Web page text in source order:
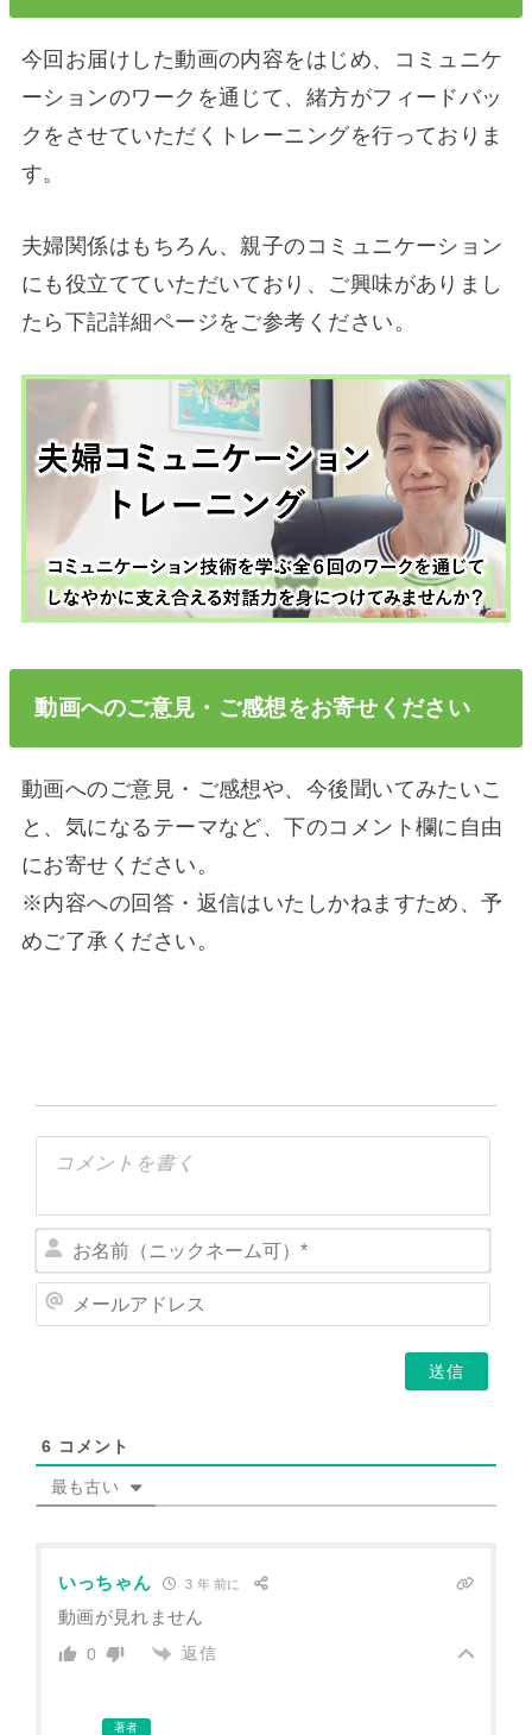
今回お届けした動画の内容をはじめ、コミュニケ
ーションのワークを通じて、緒方がフィードバッ
クをさせていただくトレーニングを行っておりま
す。
夫婦関係はもちろん、親子のコミュニケーション
にも役立てていただいており、ご興味がありまし
たら下記詳細ページをご参考ください。
動画へのご意見・ご感想をお寄せください
動画へのご意見・ご感想や、今後聞いてみたいこ
と、気になるテーマなど、下のコメント欄に自由
にお寄せください。
※内容への回答・返信はいたしかねますため、予
めご了承ください。
名
（
ニ
ー
ー
ス
6 コメント
最も古い
いっちゃん 3 年 前に
動画が見れません
0 返信
著者